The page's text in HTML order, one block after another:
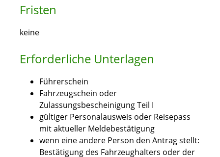
Fristen
keine
Erforderliche Unterlagen
Führerschein
Fahrzeugschein oder
Zulassungsbescheinigung Teil I
gültiger Personalausweis oder Reisepass
mit aktueller Meldebestätigung
wenn eine andere Person den Antrag stellt:
Bestätigung des Fahrzeughalters oder der